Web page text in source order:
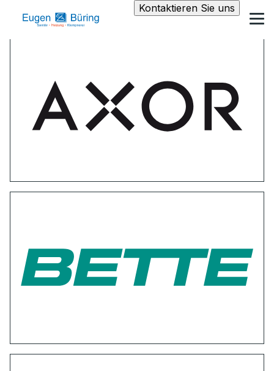
Kontaktieren Sie uns